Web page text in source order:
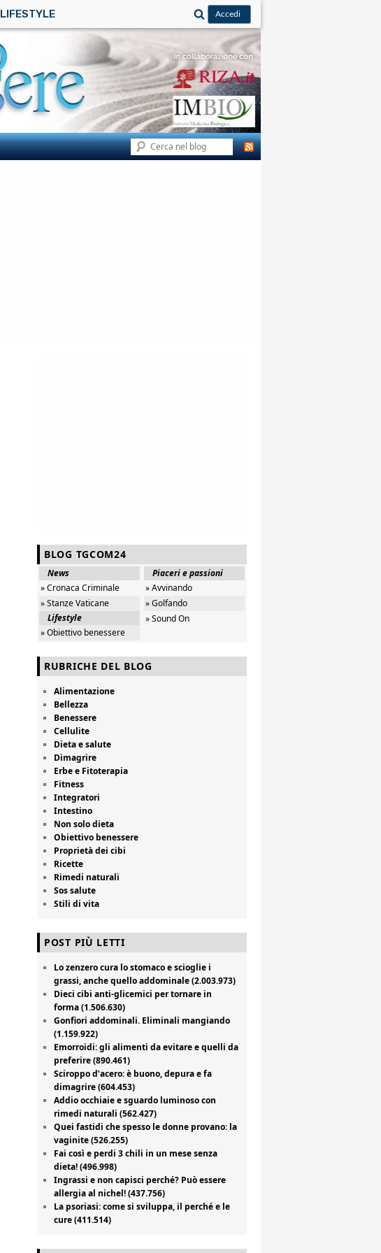
LIFESTYLE
Cerca
BLOG TGCOM24
News
» Cronaca Criminale
» Stanze Vaticane
Lifestyle
» Obiettivo benessere
Piaceri e passioni
» Avvinando
» Golfando
» Sound On
RUBRICHE DEL BLOG
Alimentazione
Bellezza
Benessere
Cellulite
Dieta e salute
Dimagrire
Erbe e Fitoterapia
Fitness
Integratori
Intestino
Non solo dieta
Obiettivo benessere
Proprietà dei cibi
Ricette
Rimedi naturali
Sos salute
Stili di vita
POST PIÙ LETTI
Lo zenzero cura lo stomaco e scioglie i
grassi, anche quello addominale (2.003.973)
Dieci cibi anti-glicemici per tornare in
forma (1.506.630)
Gonfiori addominali. Eliminali mangiando
(1.159.922)
Emorroidi: gli alimenti da evitare e quelli da
preferire (890.461)
Sciroppo d’acero: è buono, depura e fa
dimagrire (604.453)
Addio occhiaie e sguardo luminoso con
rimedi naturali (562.427)
Quei fastidi che spesso le donne provano: la
vaginite (526.255)
Fai così e perdi 3 chili in un mese senza
dieta! (496.998)
Ingrassi e non capisci perché? Può essere
allergia al nichel! (437.756)
La psoriasi: come si sviluppa, il perché e le
cure (411.514)